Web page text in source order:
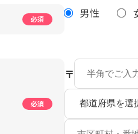
必須 男性
必須
〒